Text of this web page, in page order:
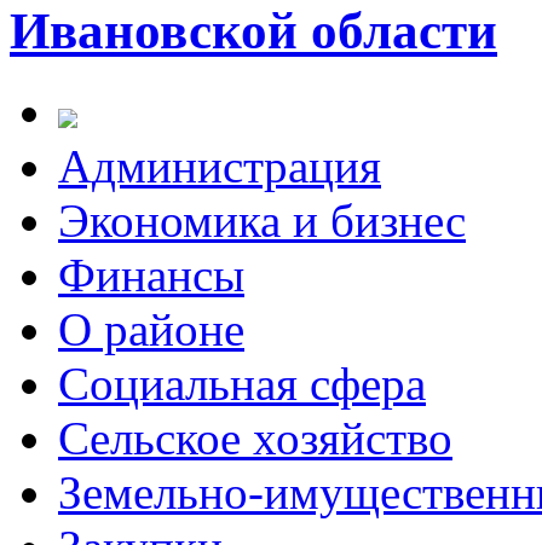
Ивановской области
Администрация
Экономика и бизнес
Финансы
О районе
Социальная сфера
Сельское хозяйство
Земельно-